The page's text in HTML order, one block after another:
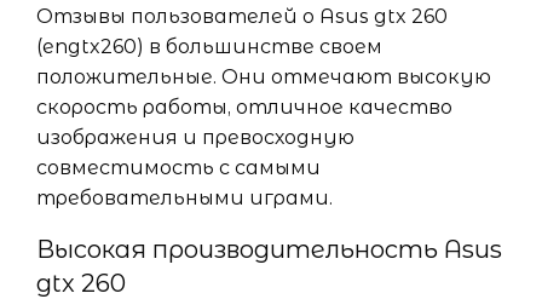
Отзывы пользователей о Asus gtx 260
(engtx260) в большинстве своем
положительные. Они отмечают высокую
скорость работы, отличное качество
изображения и превосходную
совместимость с самыми
требовательными играми.
Высокая производительность Asus
gtx 260